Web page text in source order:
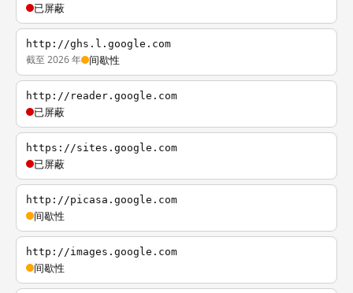
已屏蔽
http://ghs.l.google.com
截至 2026 年 间歇性
http://reader.google.com
已屏蔽
https://sites.google.com
已屏蔽
http://picasa.google.com
间歇性
http://images.google.com
间歇性